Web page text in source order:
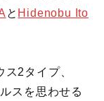
と Hidenobu Ito
2タイプ、
スを思わせる